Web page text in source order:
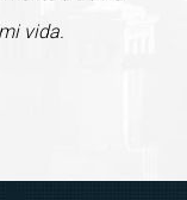
vida.